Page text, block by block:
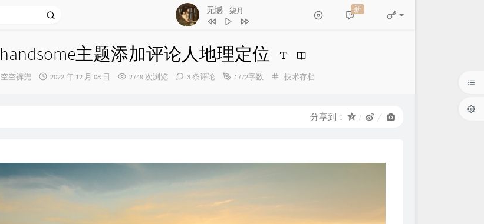
无憾 - 柒月
2 借过一下 (Live) 陈小春
3 那春天的山坡 周深深
怪阿姨
新
handsome主题添加评论人地理定位
博
空空裤兜
发
2022 年 12 月 08 日 2749 次浏览 3 条评论 1772字数
分
技术存档
分享到：